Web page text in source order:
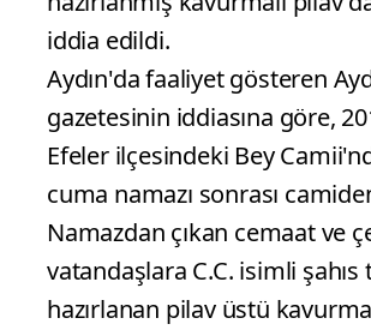
iddia edildi.
Aydın'da faaliyet gösteren
gazetesinin iddiasına göre,
Efeler ilçesindeki Bey
cuma namazı sonrası
Namazdan çıkan cemaat ve
vatandaşlara C.C. isimli şahıs
hazırlanan pilav üstü